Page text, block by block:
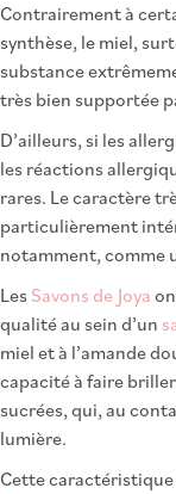
Contrairement à
synthèse, le miel,
substance
très bien supportée
D’ailleurs, si les
les réactions
rares. Le caractère
particulièrement
notamment, comme
Les Savons de Joya
qualité au sein d’un
miel et à l’amande
capacité à faire
sucrées, qui, au
lumière.
Cette